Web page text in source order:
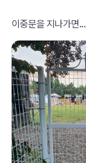
이중문을 지나가면...